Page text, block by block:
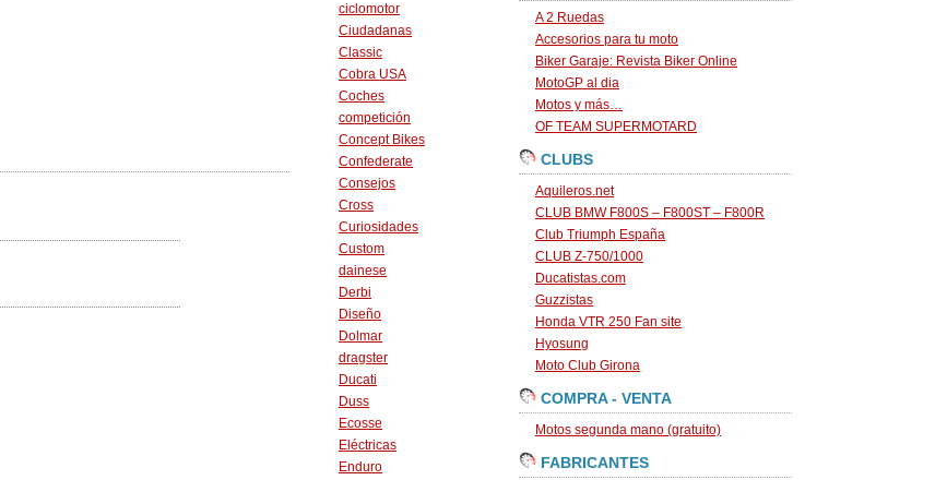
ciclomotor
Ciudadanas
Classic
Cobra USA
Coches
competición
Concept Bikes
Confederate
Consejos
Cross
Curiosidades
Custom
dainese
Derbi
Diseño
Dolmar
dragster
Ducati
Duss
Ecosse
Eléctricas
Enduro
A 2 Ruedas
Accesorios para tu moto
Biker Garaje: Revista Biker Online
MotoGP al dia
Motos y más…
OF TEAM SUPERMOTARD
CLUBS
Aquileros.net
CLUB BMW F800S – F800ST – F800R
Club Triumph España
CLUB Z-750/1000
Ducatistas.com
Guzzistas
Honda VTR 250 Fan site
Hyosung
Moto Club Girona
COMPRA - VENTA
Motos segunda mano (gratuito)
FABRICANTES